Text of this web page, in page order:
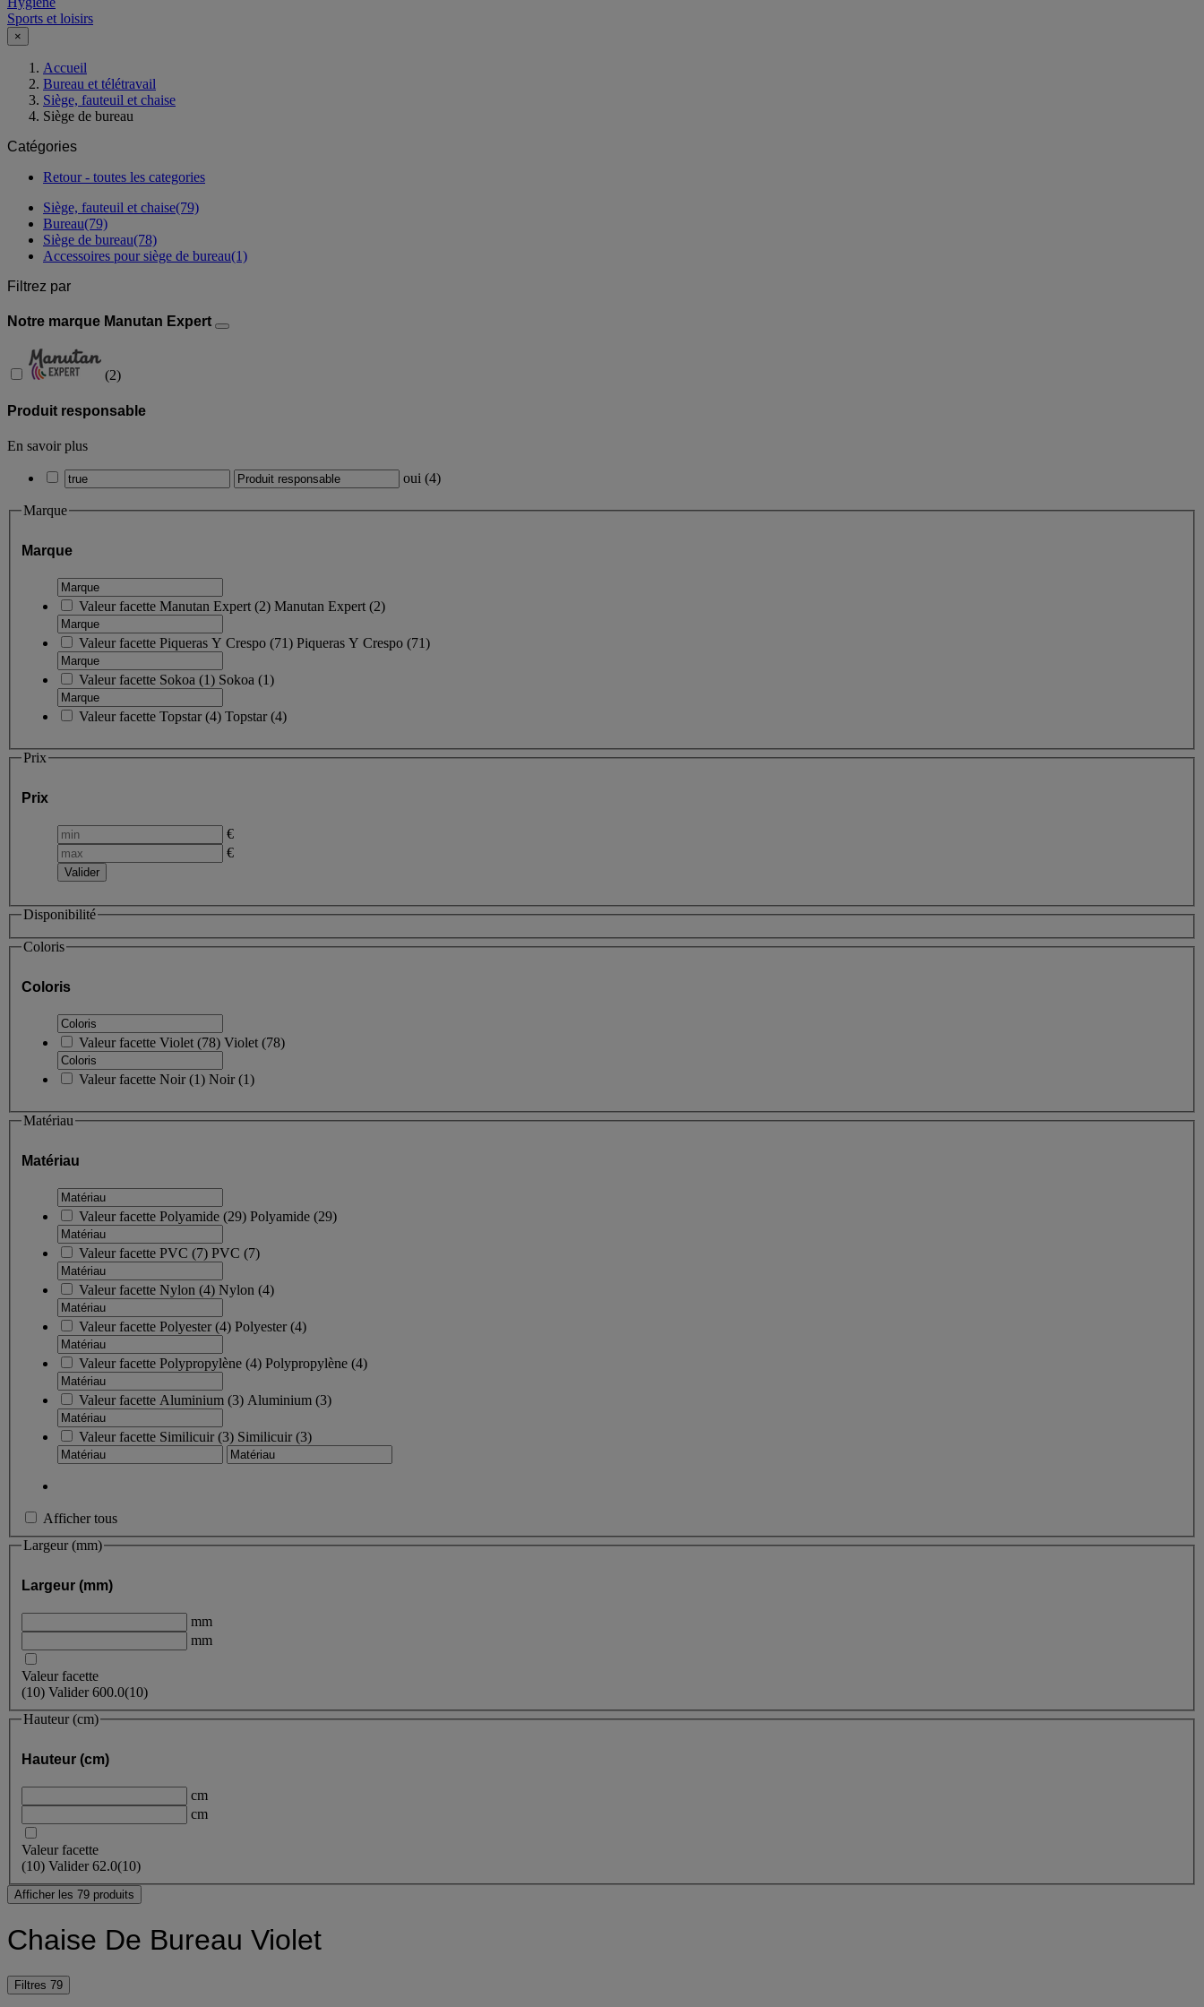
Sports et loisirs
×
Accueil
Bureau et télétravail
Siège, fauteuil et chaise
Siège de bureau
Catégories
Retour - toutes les categories
Siège, fauteuil et chaise(79)
Bureau(79)
Siège de bureau(78)
Accessoires pour siège de bureau(1)
Filtrez par
Notre marque Manutan Expert
(2)
Produit responsable
En savoir plus
oui (4)
Marque
Marque
Valeur facette Manutan Expert (2) Manutan Expert (2)
Valeur facette Piqueras Y Crespo (71) Piqueras Y Crespo (71)
Valeur facette Sokoa (1) Sokoa (1)
Valeur facette Topstar(4) Topstar(4)
Prix
Prix
€
€
Disponibilité
Coloris
Coloris
Valeur facette Violet (78) Violet (78)
Valeur facette Noir(1) Noir(1)
Matériau
Matériau
Valeur facette Polyamide (29) Polyamide (29)
Valeur facette PVC (7) PVC (7)
Valeur facette Nylon (4) Nylon (4)
Valeur facette Polyester(4) Polyester(4)
Valeur facette Polypropylène (4) Polypropylène (4)
Valeur facette Aluminium (3) Aluminium (3)
Valeur facette Similicuir(3) Similicuir(3)
Afficher tous
Largeur (mm)
Largeur (mm)
mm
mm
Valeur facette
(10) Valider600.0(10)
Hauteur (cm)
Hauteur (cm)
cm
cm
Valeur facette
(10) Valider62.0(10)
Afficher les 79 produits
Chaise De Bureau Violet
Filtres 79